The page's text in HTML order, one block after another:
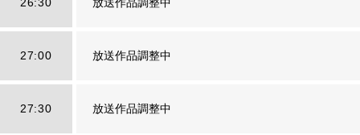
27:00 放送作品調整中
27:30 放送作品調整中